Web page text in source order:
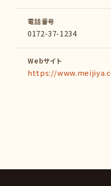
電話番号
0172-37-1234
Webサイト
https://